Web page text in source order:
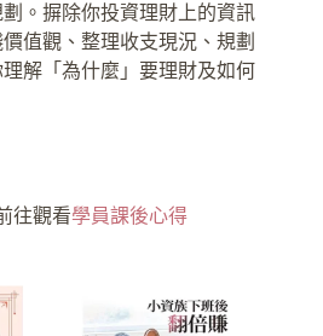
。摒除你投資理財上的資訊
值觀、整理收支現況、規劃
解「為什麼」要理財及如何
往觀看學員課後心得